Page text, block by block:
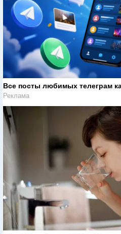
Все посты любимых телеграм
Реклама